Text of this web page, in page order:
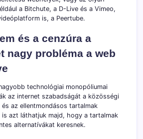
a Bitchute, a D-Live és a Vimeo,
is, a Peertube.
és a cenzúra a
nagy probléma a web
technológiai monopóliumai
az internet szabadságát a közösségi
és az ellentmondásos tartalmak
azt láthatjuk majd, hogy a tartalmak
alternatívákat keresnek.